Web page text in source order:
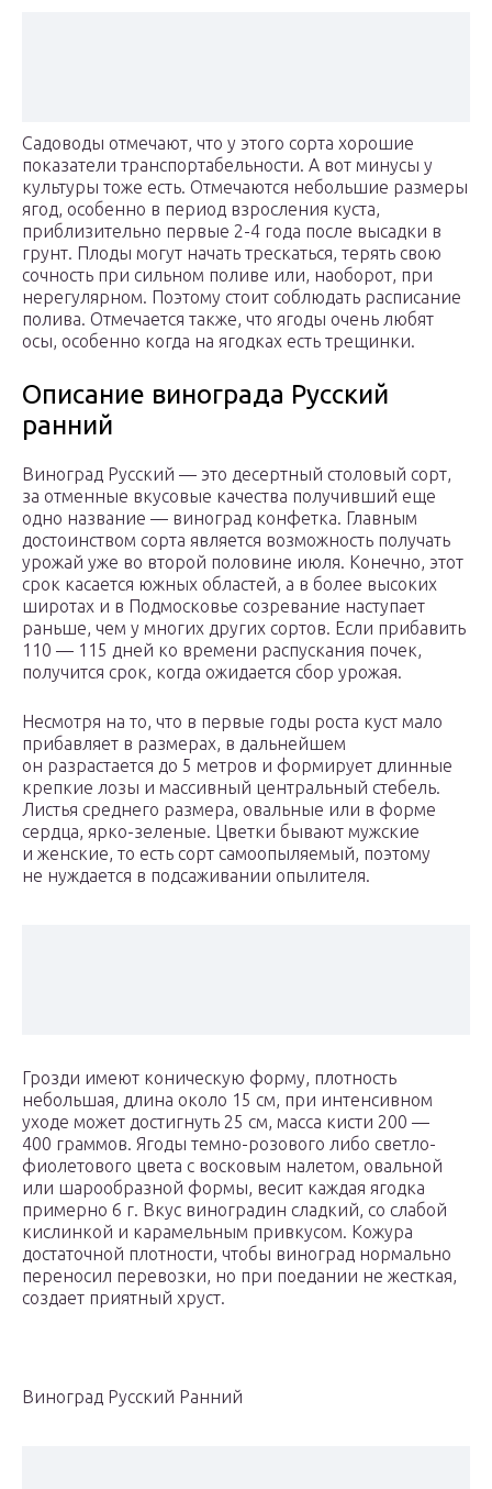
Садоводы отмечают, что у этого сорта хорошие
показатели транспортабельности. А вот минусы у
культуры тоже есть. Отмечаются небольшие размеры
ягод, особенно в период взросления куста,
приблизительно первые 2-4 года после высадки в
грунт. Плоды могут начать трескаться, терять свою
сочность при сильном поливе или, наоборот, при
нерегулярном. Поэтому стоит соблюдать расписание
полива. Отмечается также, что ягоды очень любят
осы, особенно когда на ягодках есть трещинки.
Описание винограда Русский
ранний
Виноград Русский — это десертный столовый сорт,
за отменные вкусовые качества получивший еще
одно название — виноград конфетка. Главным
достоинством сорта является возможность получать
урожай уже во второй половине июля. Конечно, этот
срок касается южных областей, а в более высоких
широтах и в Подмосковье созревание наступает
раньше, чем у многих других сортов. Если прибавить
110 — 115 дней ко времени распускания почек,
получится срок, когда ожидается сбор урожая.
Несмотря на то, что в первые годы роста куст мало
прибавляет в размерах, в дальнейшем
он разрастается до 5 метров и формирует длинные
крепкие лозы и массивный центральный стебель.
Листья среднего размера, овальные или в форме
сердца, ярко-зеленые. Цветки бывают мужские
и женские, то есть сорт самоопыляемый, поэтому
не нуждается в подсаживании опылителя.
Грозди имеют коническую форму, плотность
небольшая, длина около 15 см, при интенсивном
уходе может достигнуть 25 см, масса кисти 200 —
400 граммов. Ягоды темно-розового либо светло-
фиолетового цвета с восковым налетом, овальной
или шарообразной формы, весит каждая ягодка
примерно 6 г. Вкус виноградин сладкий, со слабой
кислинкой и карамельным привкусом. Кожура
достаточной плотности, чтобы виноград нормально
переносил перевозки, но при поедании не жесткая,
создает приятный хруст.
Виноград Русский Ранний